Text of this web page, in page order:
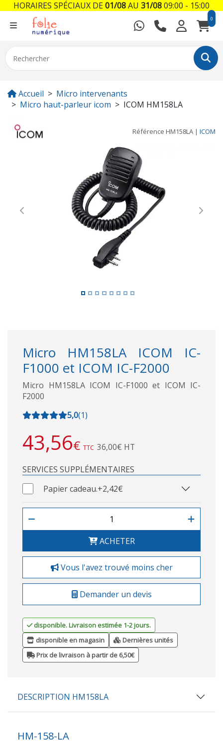
0
Accueil
Micro intervenants
Micro haut-parleur icom
ICOM HM158LA
Référence HM158LA | ICOM
Previous Next
Micro HM158LA ICOM IC-
F1000 et ICOM IC-F2000
Micro HM158LA ICOM IC-F1000 et ICOM IC-
F2000
5,0(1)
43,56€ TTC 36,00€ HT
SERVICES SUPPLÉMENTAIRES
Papier cadeau.+2,42€
ACHETER
Vous l'avez trouvé moins cher
Demander un devis
disponible. Livraison estimée 1-2 jours.
disponible en magasin
Dernières unités
Prix de livraison à partir de 6,50€
DESCRIPTION HM158LA
HM-158-LA
HORAIRES SPÉCIAUX DE01/08AU 31/0809:00 - 15:00